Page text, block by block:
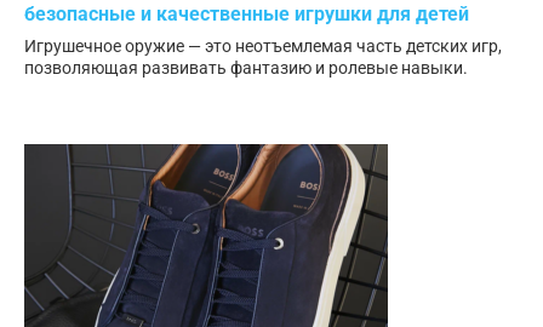
безопасные и качественные игрушки для детей
Игрушечное оружие — это неотъемлемая часть детских игр,
позволяющая развивать фантазию и ролевые навыки.